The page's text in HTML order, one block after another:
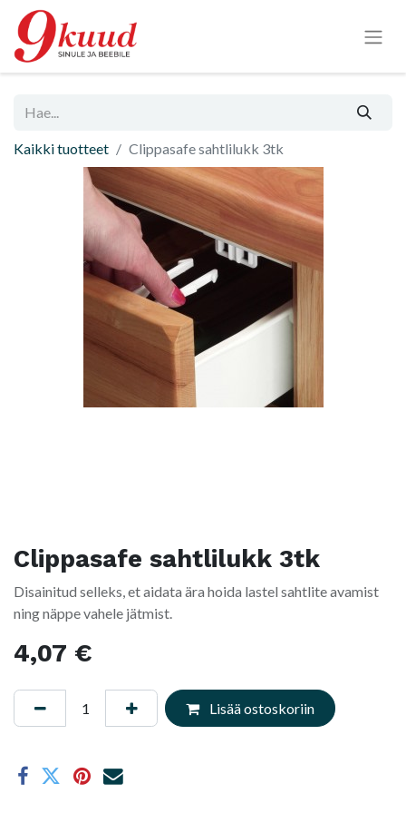
Kaikki tuotteet Clippasafe sahtlilukk 3tk
Clippasafe sahtlilukk 3tk
Disainitud selleks, et aidata ära hoida lastel sahtlite avamist
ning näppe vahele jätmist.
4,07 €
Lisää ostoskoriin